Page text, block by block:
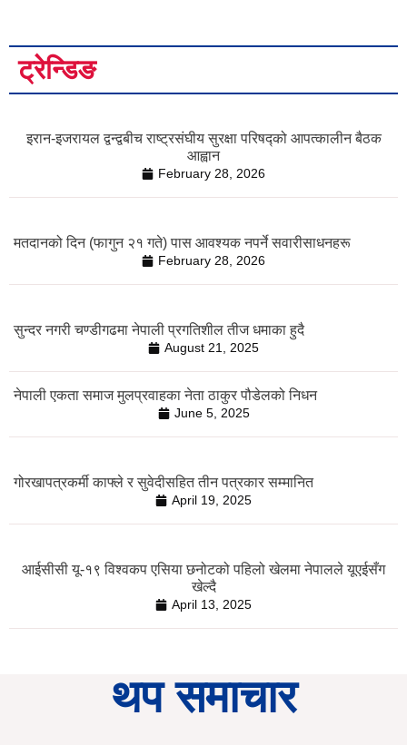
ट्रेन्डिङ
इरान-इजरायल द्वन्द्वबीच राष्ट्रसंघीय सुरक्षा परिषद्को आपत्कालीन बैठक
आह्वान
February 28, 2026
मतदानको दिन (फागुन २१ गते) पास आवश्यक नपर्ने सवारीसाधनहरू
February 28, 2026
सुन्दर नगरी चण्डीगढमा नेपाली प्रगतिशील तीज धमाका हुदै
August 21, 2025
नेपाली एकता समाज मुलप्रवाहका नेता ठाकुर पौडेलको निधन
June 5, 2025
गोरखापत्रकर्मी काफ्ले र सुवेदीसहित तीन पत्रकार सम्मानित
April 19, 2025
आईसीसी यू-१९ विश्वकप एसिया छनोटको पहिलो खेलमा नेपालले यूएईसँग
खेल्दै
April 13, 2025
थप समाचार